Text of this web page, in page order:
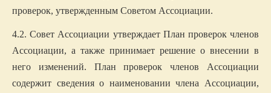
проверок, утвержденным Советом Ассоциации.
4.2. Совет Ассоциации утверждает План проверок членов
Ассоциации, а также принимает решение о внесении в
него изменений. План проверок членов Ассоциации
содержит сведения о наименовании члена Ассоциации,